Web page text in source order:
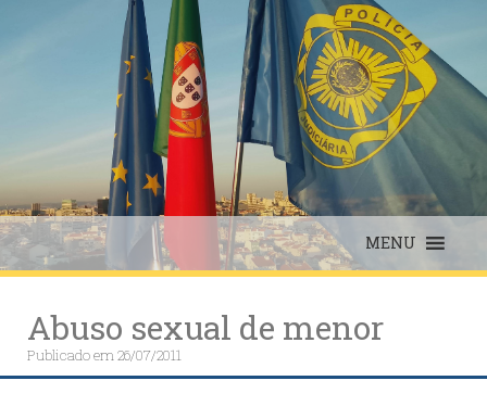
MENU
Abuso sexual de menor
Publicado em26/07/2011